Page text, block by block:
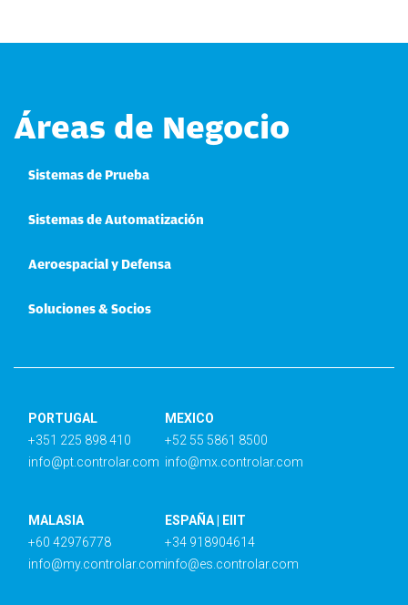
Áreas de Negocio
Sistemas de Prueba
Sistemas de Automatización
Aeroespacial y Defensa
Soluciones & Socios
PORTUGAL
+351 225 898 410
info@pt.controlar.com
MEXICO
+52 55 5861 8500
info@mx.controlar.com
MALASIA
+60 42976778
info@my.controlar.com
ESPAÑA | EIIT
+34 918904614
info@es.controlar.com